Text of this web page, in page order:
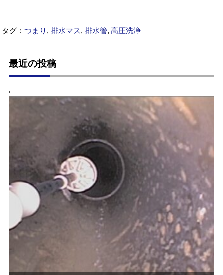
タグ：つまり ,排水マス,排水管,高圧洗浄
最近の投稿